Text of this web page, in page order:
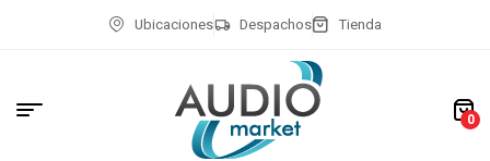
Ubicaciones Despachos Tienda
0